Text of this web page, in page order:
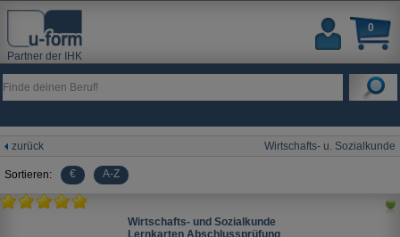
Partner der IHK
0
zurück Wirtschafts- u. Sozialkunde
Sortieren: € A-Z
Wirtschafts- und Sozialkunde
Lernkarten Abschlussprüfung